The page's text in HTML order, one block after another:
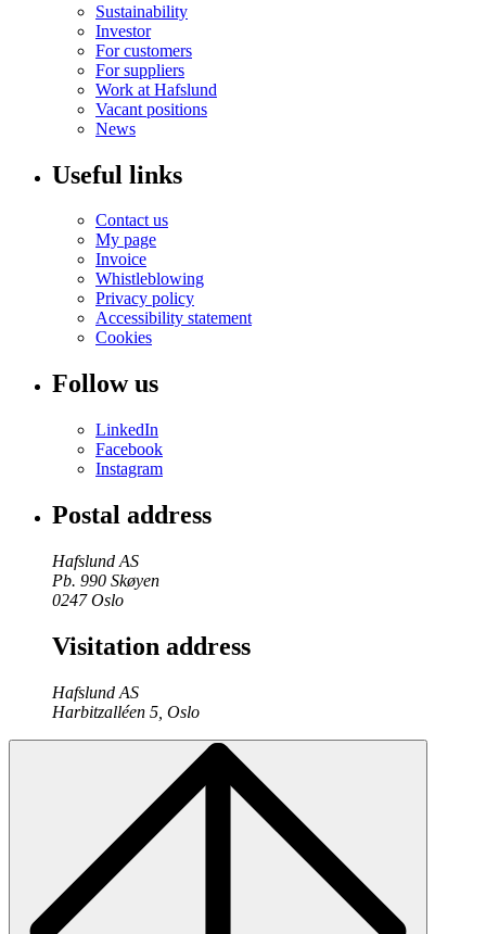
Sustainability
Investor
For customers
For suppliers
Work at Hafslund
Vacant positions
News
Useful links
Contact us
My page
Invoice
Whistleblowing
Privacy policy
Accessibility statement
Cookies
Follow us
LinkedIn
Facebook
Instagram
Postal address
Hafslund AS
Pb. 990 Skøyen
0247 Oslo
Visitation address
Hafslund AS
Harbitzalléen 5, Oslo